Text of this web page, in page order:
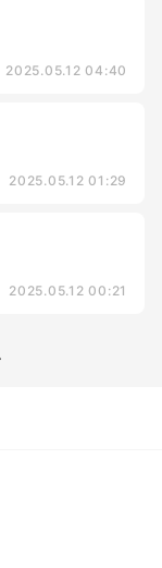
2025.05.12 04:40
2025.05.12 01:29
2025.05.12 00:21